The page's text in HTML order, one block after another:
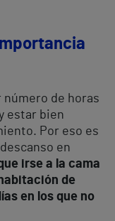
número de horas
estar bien
Por eso es
en
irse a la cama
de
en los que no